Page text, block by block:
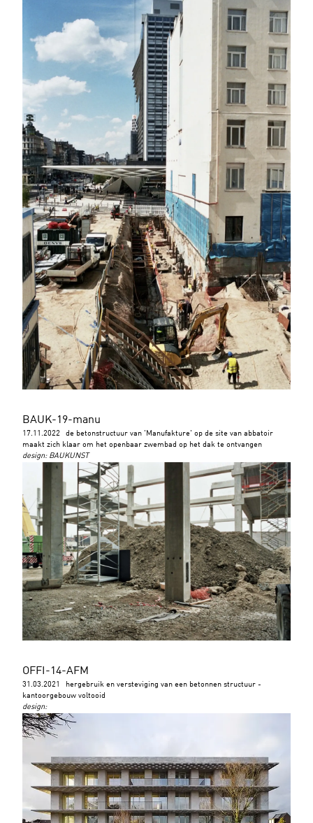
BAUK-19-manu
17.11.2022
de betonstructuur van 'Manufakture' op de site van abbatoir
maakt zich klaar om het openbaar zwembad op het dak te ontvangen
design: BAUKUNST
OFFI-14-AFM
31.03.2021
hergebruik en versteviging van een betonnen structuur -
kantoorgebouw voltooid
design: